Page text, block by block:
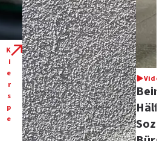
K
i
e
r
s
p
e
Video